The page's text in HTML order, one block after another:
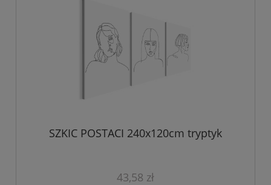
SZKIC POSTACI 240x120cm tryptyk
43,58 zł